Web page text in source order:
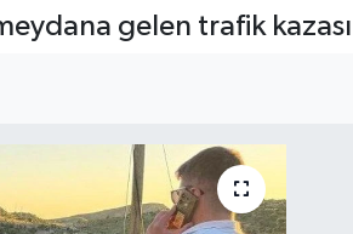
gelen trafik